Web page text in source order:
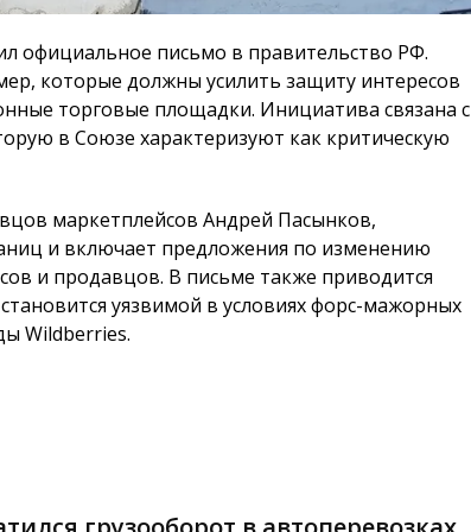
официальное письмо в правительство РФ.
которые должны усилить защиту интересов
торговые площадки. Инициатива связана с
в Союзе характеризуют как критическую
маркетплейсов Андрей Пасынков,
и включает предложения по изменению
и продавцов. В письме также приводится
уязвимой в условиях форс-мажорных
Wildberries.